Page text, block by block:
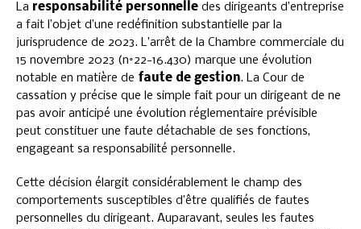
La responsabilité personnelle des dirigeants d’entreprise
a fait l’objet d’une redéfinition substantielle par la
jurisprudence de 2023. L’arrêt de la Chambre commerciale du
15 novembre 2023 (n°22-16.430) marque une évolution
notable en matière de faute de gestion. La Cour de
cassation y précise que le simple fait pour un dirigeant de ne
pas avoir anticipé une évolution réglementaire prévisible
peut constituer une faute détachable de ses fonctions,
engageant sa responsabilité personnelle.
Cette décision élargit considérablement le champ des
comportements susceptibles d’être qualifiés de fautes
personnelles du dirigeant. Auparavant, seules les fautes